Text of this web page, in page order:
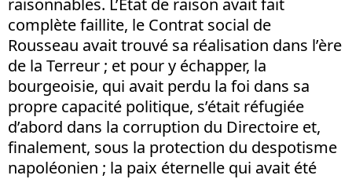
complète faillite, le Contrat social de
Rousseau avait trouvé sa réalisation dans l’ère
de la Terreur ; et pour y échapper, la
bourgeoisie, qui avait perdu la foi dans sa
propre capacité politique, s’était réfugiée
d’abord dans la corruption du Directoire et,
finalement, sous la protection du despotisme
napoléonien ; la paix éternelle qui avait été